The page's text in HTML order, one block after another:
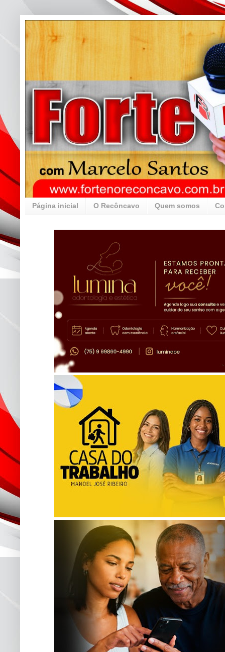
Página inicial O Recôncavo Quem somos